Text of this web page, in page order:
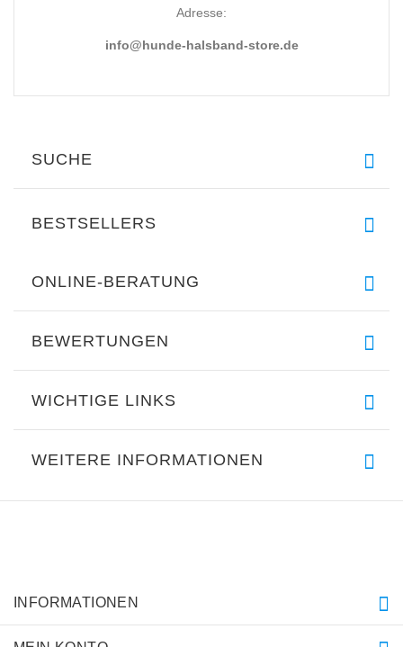
Adresse:
info@hunde-halsband-store.de
SUCHE
BESTSELLERS
ONLINE-BERATUNG
BEWERTUNGEN
WICHTIGE LINKS
WEITERE INFORMATIONEN
INFORMATIONEN